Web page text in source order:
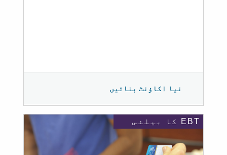
نیا اکاؤنٹ بنائیں
EBT کا بیلنس